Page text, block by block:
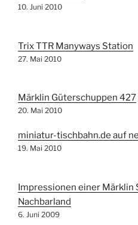
10. Juni 2010
Trix TTR Manyways Station
27. Mai 2010
Märklin Güterschuppen 427
20. Mai 2010
miniatur-tischbahn.de auf
19. Mai 2010
Impressionen einer Märklin
Nachbarland
6. Juni 2009